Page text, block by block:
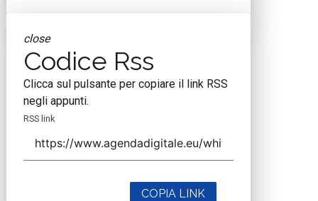
close
Codice Rss
Clicca sul pulsante per copiare il link RSS
negli appunti.
RSS link
COPIA LINK